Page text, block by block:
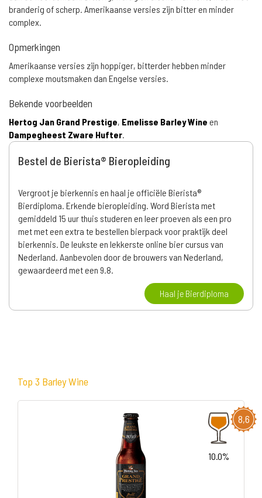
branderig of scherp. Amerikaanse versies zijn bitter en minder
complex.
Opmerkingen
Amerikaanse versies zijn hoppiger, bitterder hebben minder
complexe moutsmaken dan Engelse versies.
Bekende voorbeelden
Hertog Jan Grand Prestige, Emelisse Barley Wine en
Dampegheest Zware Hufter.
Bestel de Bierista® Bieropleiding
Vergroot je bierkennis en haal je officiële Bierista®
Bierdiploma. Erkende bieropleiding. Word Bierista met
gemiddeld 15 uur thuis studeren en leer proeven als een pro
met met een extra te bestellen bierpack voor praktijk deel
bierkennis. De leukste en lekkerste online bier cursus van
Nederland. Aanbevolen door de brouwers van Nederland,
gewaardeerd met een 9.8.
Haal je Bierdiploma
Top 3 Barley Wine
8,6
10.0%